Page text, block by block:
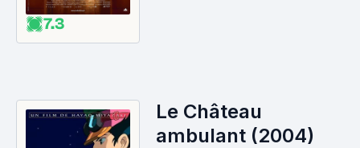
7.3
Le Château
ambulant (2004)